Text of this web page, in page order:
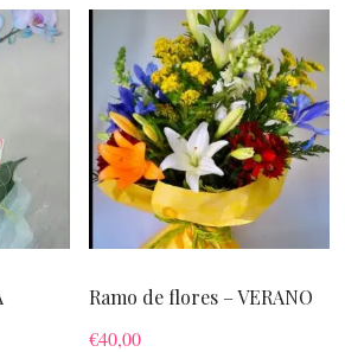
Ramo de flores – VERANO
€40,00